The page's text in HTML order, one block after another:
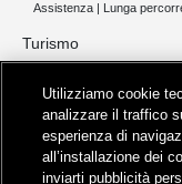
Assistenza | Lunga
Turismo
Servizi per aeroporti
Servizi di noleggio con
Servizio di navigazione sul
News e comunicati
Utilizziamo cookie
analizzare il traffico
esperienza di
all’installazione dei
inviarti pubblicità